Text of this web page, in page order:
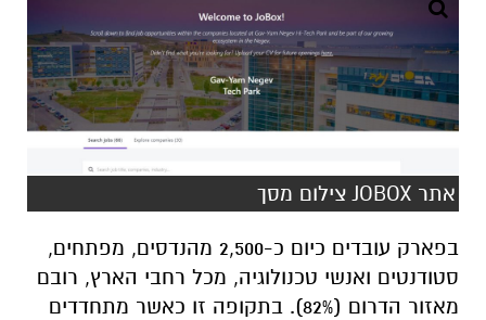
אתר JOBOX צילום מסך
בפארק עובדים כיום כ-2,500 מהנדסים, מפתחים,
סטודנטים ואנשי טכנולוגיה, מכל רחבי הארץ, רובם
מאזור הדרום (82%). בתקופה זו כאשר מתחדדים